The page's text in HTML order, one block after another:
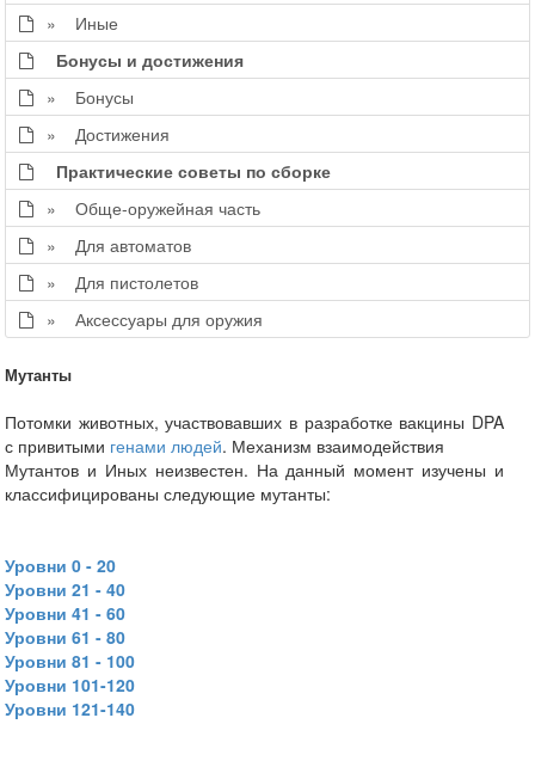
» Иные
Бонусы и достижения
» Бонусы
» Достижения
Практические советы по сборке
» Обще-оружейная часть
» Для автоматов
» Для пистолетов
» Аксессуары для оружия
Мутанты
Потомки животных, участвовавших в разработке вакцины DPA
с привитыми генами людей. Механизм взаимодействия
Мутантов и Иных неизвестен. На данный момент изучены и
классифицированы следующие мутанты:
Уровни 0 - 20
Уровни 21 - 40
Уровни 41 - 60
Уровни 61 - 80
Уровни 81 - 100
Уровни 101-120
Уровни 121-140